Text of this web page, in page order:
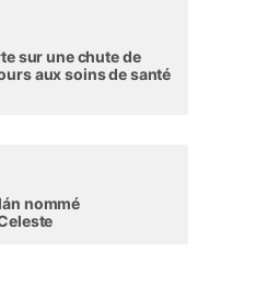
sur une chute de
aux soins de santé
nommé